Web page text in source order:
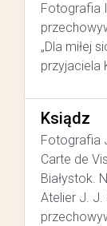
Fotografia
„Dla miłej
przyjaciela
Ksiądz
Fotografia
Carte de
Białystok.
Atelier J. J.